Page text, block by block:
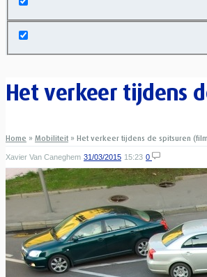
Het verkeer tijdens
Home » Mobiliteit » Het verkeer tijdens de spitsuren
Xavier Van Caneghem 31/03/2015 15:23 0